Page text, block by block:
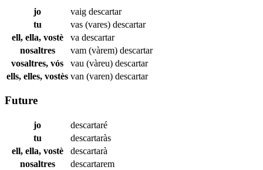
jo vaig descartar
tu
vas (vares) descartar
ell, ella, vostè
va descartar
nosaltres
vam (vàrem) descartar
vosaltres, vós
vau (vàreu) descartar
ells, elles, vostès van (varen) descartar
Future
jo
descartaré
tu
descartaràs
ell, ella, vostè
descartarà
nosaltres
descartarem